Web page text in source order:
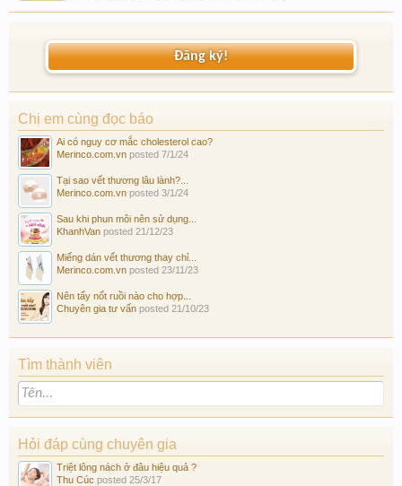
Đăng ký!
Chị em cùng đọc báo
Ai có nguy cơ mắc cholesterol cao?
Merinco.com.vn posted 7/1/24
Tại sao vết thương lâu lành?...
Merinco.com.vn posted 3/1/24
Sau khi phun môi nên sử dụng...
KhanhVan posted 21/12/23
Miếng dán vết thương thay chỉ...
Merinco.com.vn posted 23/11/23
Nên tẩy nốt ruồi nào cho hợp...
Chuyên gia tư vấn posted 21/10/23
Tìm thành viên
Hỏi đáp cùng chuyên gia
Triệt lông nách ở đâu hiệu quả ?
Thu Cúc posted 25/3/17